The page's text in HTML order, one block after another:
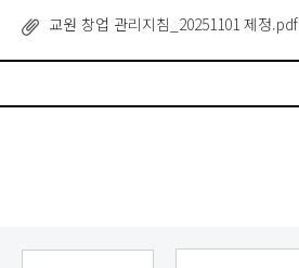
교원 창업 관리지침_20251101 제정.pdf